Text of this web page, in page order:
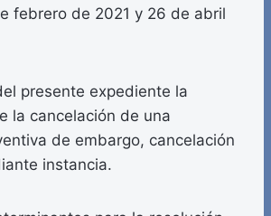
febrero de 2021 y 26 de abril
presente expediente la
la cancelación de una
de embargo, cancelación
instancia.